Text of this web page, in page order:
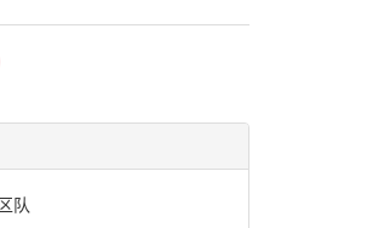
队